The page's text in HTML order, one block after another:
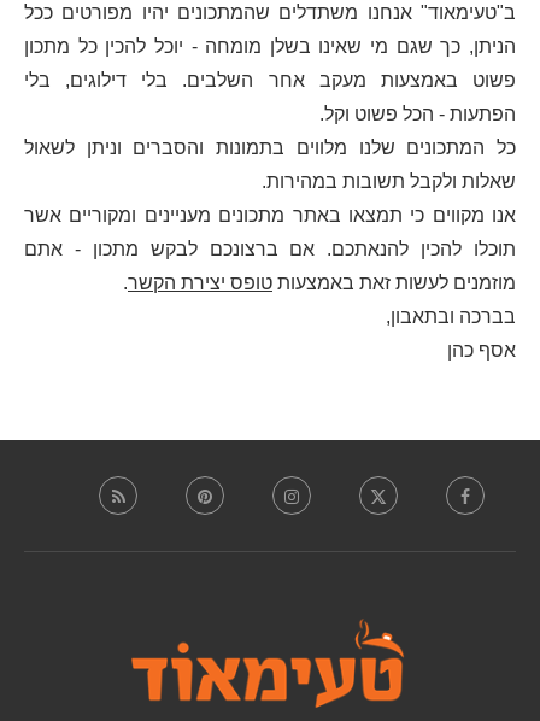
ב"טעימאוד" אנחנו משתדלים שהמתכונים יהיו מפורטים ככל
הניתן, כך שגם מי שאינו בשלן מומחה - יוכל להכין כל מתכון
פשוט באמצעות מעקב אחר השלבים. בלי דילוגים, בלי
הפתעות - הכל פשוט וקל.
כל המתכונים שלנו מלווים בתמונות והסברים וניתן לשאול
שאלות ולקבל תשובות במהירות.
אנו מקווים כי תמצאו באתר מתכונים מעניינים ומקוריים אשר
תוכלו להכין להנאתכם. אם ברצונכם לבקש מתכון - אתם
מוזמנים לעשות זאת באמצעות טופס יצירת הקשר.
בברכה ובתאבון,
אסף כהן